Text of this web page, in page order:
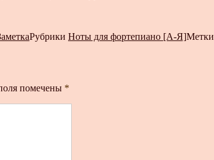
Рубрики Ноты для фортепиано [А-Я]Метки
помечены *